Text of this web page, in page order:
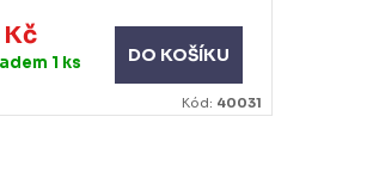
1 ks DO KOŠÍKU
Kód: 40031